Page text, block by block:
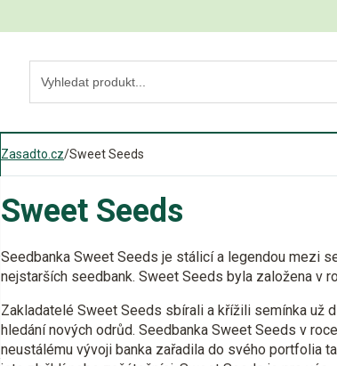
Zasadto.cz/Sweet Seeds
Sweet Seeds
Seedbanka Sweet Seeds je stálicí a legendou mezi
nejstarších seedbank. Sweet Seeds byla založena v
Zakladatelé Sweet Seeds sbírali a křížili semínka už
hledání nových odrůd. Seedbanka Sweet Seeds v
neustálému vývoji banka zařadila do svého portfolia